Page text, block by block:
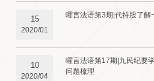
15
2020/01
曜言法语第3期|代持股了解
10
2020/04
曜言法语第17期|九民纪要
问题梳理